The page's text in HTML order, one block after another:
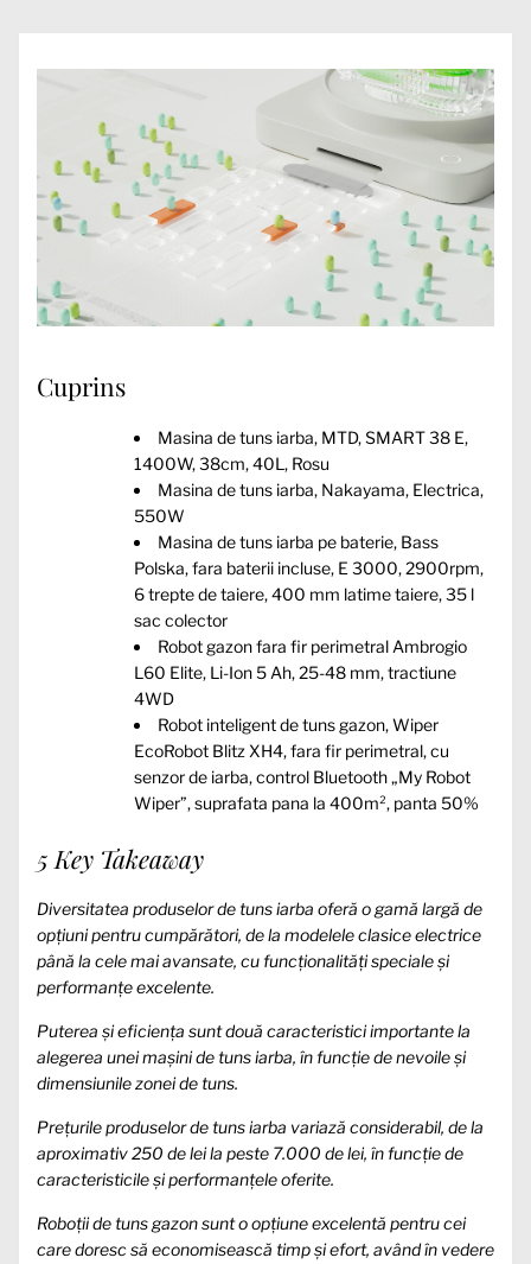
Cuprins
Masina de tuns iarba, MTD, SMART 38 E,
1400W, 38cm, 40L, Rosu
Masina de tuns iarba, Nakayama, Electrica,
550W
Masina de tuns iarba pe baterie, Bass
Polska, fara baterii incluse, E 3000, 2900rpm,
6 trepte de taiere, 400 mm latime taiere, 35 l
sac colector
Robot gazon fara fir perimetral Ambrogio
L60 Elite, Li-Ion 5 Ah, 25-48 mm, tractiune
4WD
Robot inteligent de tuns gazon, Wiper
EcoRobot Blitz XH4, fara fir perimetral, cu
senzor de iarba, control Bluetooth „My Robot
Wiper”, suprafata pana la 400m², panta 50%
5 Key Takeaway
Diversitatea produselor de tuns iarba oferă o gamă largă de
opțiuni pentru cumpărători, de la modelele clasice electrice
până la cele mai avansate, cu funcționalități speciale și
performanțe excelente.
Puterea și eficiența sunt două caracteristici importante la
alegerea unei mașini de tuns iarba, în funcție de nevoile și
dimensiunile zonei de tuns.
Prețurile produselor de tuns iarba variază considerabil, de la
aproximativ 250 de lei la peste 7.000 de lei, în funcție de
caracteristicile și performanțele oferite.
Roboții de tuns gazon sunt o opțiune excelentă pentru cei
care doresc să economisească timp și efort, având în vedere